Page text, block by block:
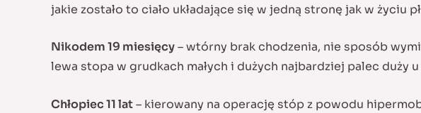
jakie zostało to ciało układające się w jedną stronę jak w
Nikodem 19 miesięcy– wtórny brak chodzenia, nie sposób
lewa stopa w grudkach małych i dużych najbardziej palec duży
Chłopiec 11 lat– kierowany na operację stóp z powodu